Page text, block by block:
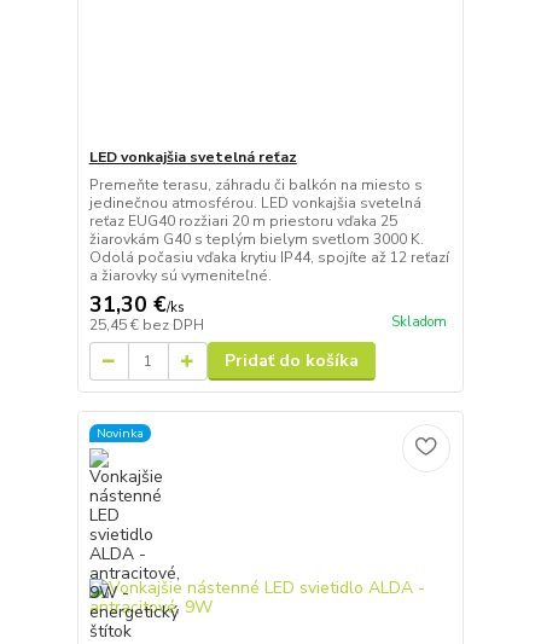
LED vonkajšia svetelná reťaz
Premeňte terasu, záhradu či balkón na miesto s
jedinečnou atmosférou. LED vonkajšia svetelná
reťaz EUG40 rozžiari 20 m priestoru vďaka 25
žiarovkám G40 s teplým bielym svetlom 3000 K.
Odolá počasiu vďaka krytiu IP44, spojíte až 12 reťazí
a žiarovky sú vymeniteľné.
31,30 €/ks
25,45 € bez DPH Skladom
Pridať do košíka
Novinka